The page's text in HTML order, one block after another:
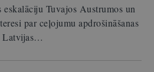
Tuvajos Austrumos un
par ceļojumu apdrošināšanas
Latvijas…